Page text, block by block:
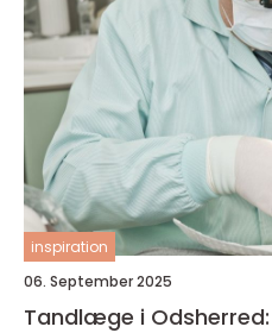
inspiration
06. September 2025
Tandlæge i Odsherred: